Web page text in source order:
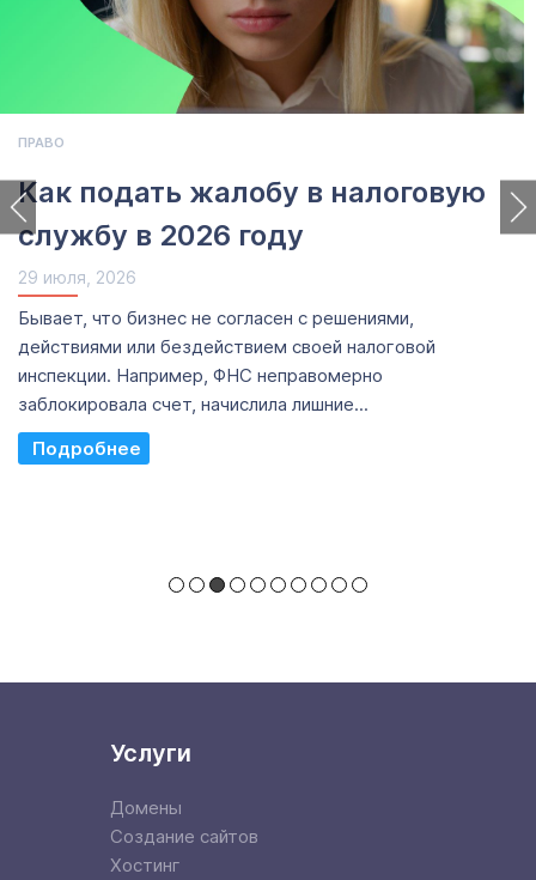
ПРАВО
Как подать жалобу в налоговую
службу в 2026 году
29 июля, 2026
Бывает, что бизнес не согласен с решениями,
действиями или бездействием своей налоговой
инспекции. Например, ФНС неправомерно
заблокировала счет, начислила лишние...
Read More
Услуги
Домены
Создание сайтов
Хостинг